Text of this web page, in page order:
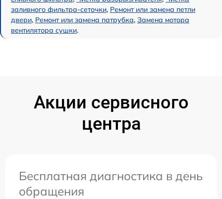
заливного фильтра-сеточки, Ремонт или замена петли
двери, Ремонт или замена патрубка, Замена мотора
вентилятора сушки.
Акции сервисного
центра
Бесплатная диагностика в день
обращения